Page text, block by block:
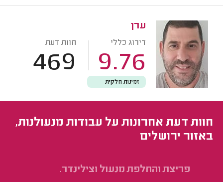
ערן
דירוג כללי
9.76
חוות דעת
469
זמינות חלקית
חוות דעת אחרונות על עבודות מנעולנות,
באזור ירושלים
פריצת והחלפת מנעול וצילינדר.